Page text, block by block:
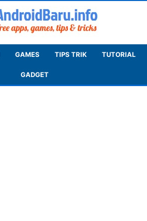
GAMES TIPS TRIK TUTORIAL
GADGET